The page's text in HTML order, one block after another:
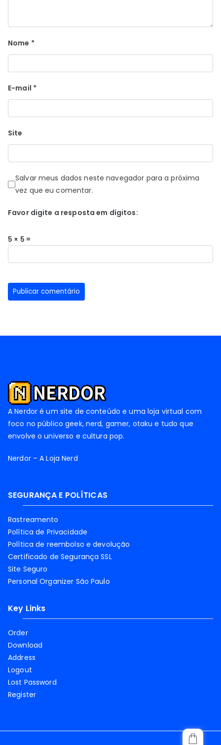
Nome *
E-mail *
Site
Salvar meus dados neste navegador para a próxima
vez que eu comentar.
Favor digite a resposta em dígitos:
5 × 5 =
A Nerdor é um site de conteúdo e uma loja virtual com
foco no público geek, nerd, gamer, otaku e tudo que
envolve o universo e cultura pop.
Nerdor – A Loja Nerd
SEGURANÇA E POLÍTICAS
Rastreamento
Política de Privacidade
Política de reembolso e devolução
Certificado de Segurança SSL
Site Seguro
Personal Organizer São Paulo
Key Links
Order
Download
Address
Logout
Lost Password
Register